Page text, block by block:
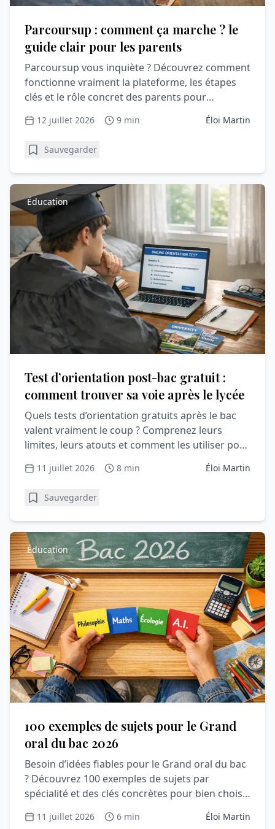
Parcoursup : comment ça marche ? le
guide clair pour les parents
Parcoursup vous inquiète ? Découvrez comment
fonctionne vraiment la plateforme, les étapes
clés et le rôle concret des parents pour
accompagner sereinement votre lycéen.
12 juillet 2026 9 min Éloi Martin
Sauvegarder
Éducation
Test d’orientation post-bac gratuit :
comment trouver sa voie après le lycée
Quels tests d’orientation gratuits après le bac
valent vraiment le coup ? Comprenez leurs
limites, leurs atouts et comment les utiliser pour
11 juillet 2026 8 min Éloi Martin
Sauvegarder
Éducation
100 exemples de sujets pour le Grand
oral du bac 2026
Besoin d’idées fiables pour le Grand oral du bac
? Découvrez 100 exemples de sujets par
spécialité et des clés concrètes pour bien choisir
11 juillet 2026 6 min Éloi Martin